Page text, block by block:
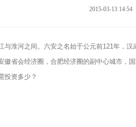
2015-03-13 14:54
河之间。六安之名始于公元前121年，汉
徽省会经济圈，合肥经济圈的副中心城市，
投资多少？